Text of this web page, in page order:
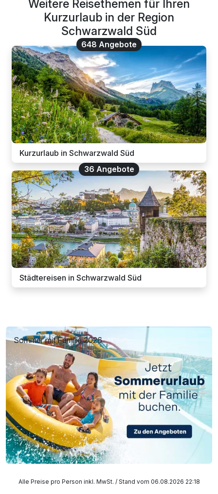
Weitere Reisethemen für Ihren
Kurzurlaub in der Region
Schwarzwald Süd
648 Angebote
Kurzurlaub in Schwarzwald Süd
36 Angebote
Städtereisen in Schwarzwald Süd
Sommer mit Familie 2026
Alle Preise pro Person inkl. MwSt. / Stand vom 06.08.2026 22:18